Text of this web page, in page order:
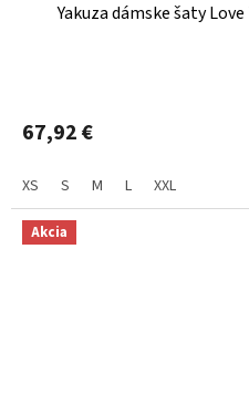
Yakuza dámske šaty
67,92 €
XS S M L XXL
Akcia